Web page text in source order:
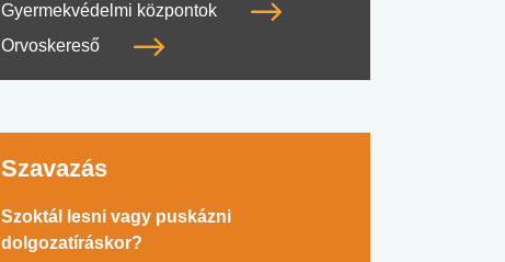
Gyermekvédelmi központok
Orvoskereső
Szavazás
Szoktál lesni vagy puskázni
dolgozatíráskor?